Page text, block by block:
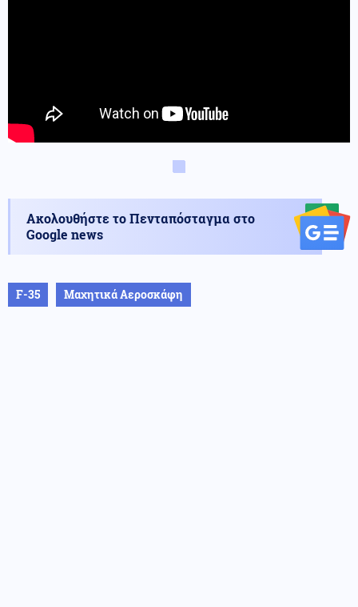
Ακολουθήστε το Πενταπόσταγμα στο
Google news
F-35 Μαχητικά Αεροσκάφη